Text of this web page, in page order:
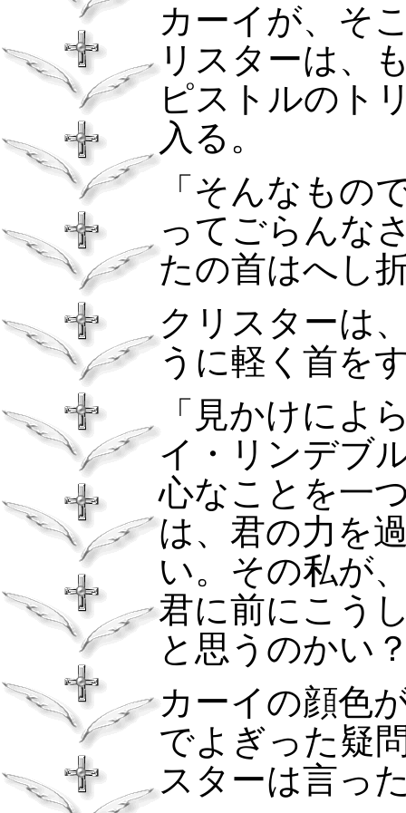
カーイが、そ
リスターは、
ピストルのト
入る。
「そんなもの
ってごらんな
たの首はへし
クリスターは
うに軽く首を
「見かけによ
イ・リンデブ
心なことを一
は、君の力を
い。その私が
君に前にこう
と思うのかい
カーイの顔色
でよぎった疑
スターは言っ